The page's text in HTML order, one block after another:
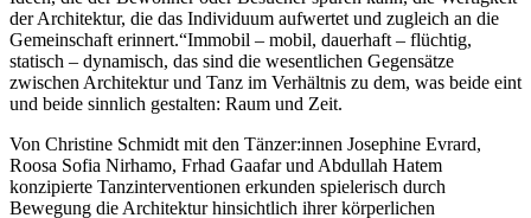
der Architektur, die das Individuum aufwertet und zugleich an die
Gemeinschaft erinnert.“Immobil – mobil, dauerhaft – flüchtig,
statisch – dynamisch, das sind die wesentlichen Gegensätze
zwischen Architektur und Tanz im Verhältnis zu dem, was beide eint
und beide sinnlich gestalten: Raum und Zeit.
Von Christine Schmidt mit den Tänzer:innen Josephine Evrard,
Roosa Sofia Nirhamo, Frhad Gaafar und Abdullah Hatem
konzipierte Tanzinterventionen erkunden spielerisch durch
Bewegung die Architektur hinsichtlich ihrer körperlichen